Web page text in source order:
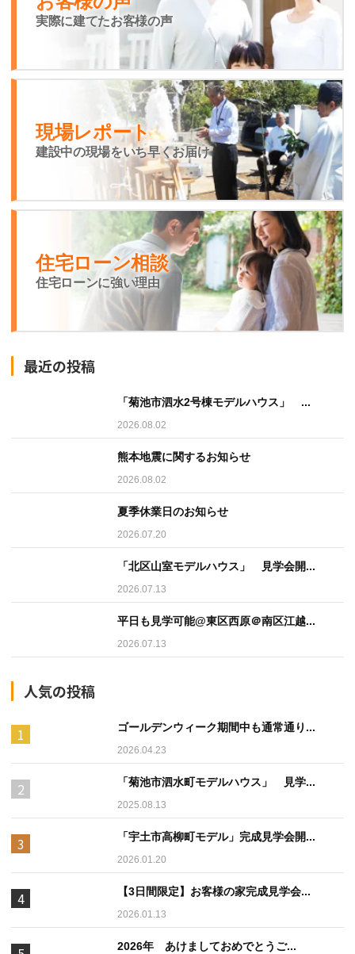
実際に建てたお客様の声
現場レポート
建設中の現場をいち早くお届け
住宅ローン相談
住宅ローンに強い理由
最近の投稿
「菊池市泗水2号棟モデルハウス」 ...
2026.08.02
熊本地震に関するお知らせ
2026.08.02
夏季休業日のお知らせ
2026.07.20
「北区山室モデルハウス」 見学会開...
2026.07.13
平日も見学可能@東区西原＠南区江越...
2026.07.13
人気の投稿
ゴールデンウィーク期間中も通常通り...
2026.04.23
「菊池市泗水町モデルハウス」 見学...
2025.08.13
「宇土市高柳町モデル」完成見学会開...
2026.01.20
【3日間限定】お客様の家完成見学会...
2026.01.13
2026年 あけましておめでとうご...